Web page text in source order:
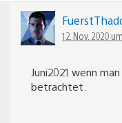
12. Nov. 2020
Juni2021 wenn
betrachtet.